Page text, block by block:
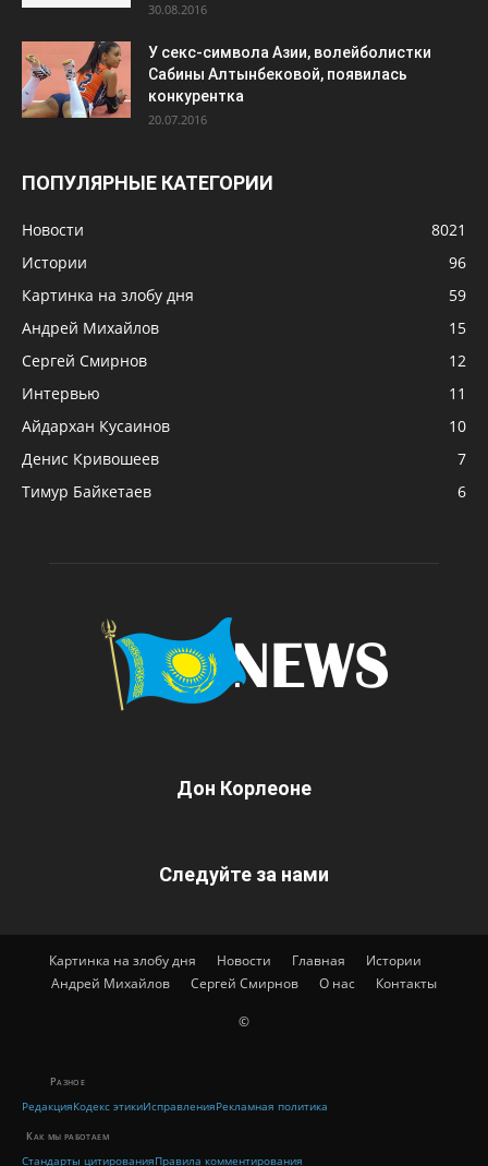
30.08.2016
У секс-символа Азии, волейболистки
Сабины Алтынбековой, появилась
конкурентка
20.07.2016
ПОПУЛЯРНЫЕ КАТЕГОРИИ
Новости
8021
Истории
96
Картинка на злобу дня
59
Андрей Михайлов
15
Сергей Смирнов
12
Интервью
11
Айдархан Кусаинов
10
Денис Кривошеев
7
Тимур Байкетаев
6
Дон Корлеоне
Следуйте за нами
Картинка на злобу дня Новости Главная
Истории
Андрей Михайлов
Сергей Смирнов О нас Контакты
©
Разное
РедакцияКодекс этикиИсправленияРекламная политика
Как мы работаем
Стандарты цитированияПравила комментирования